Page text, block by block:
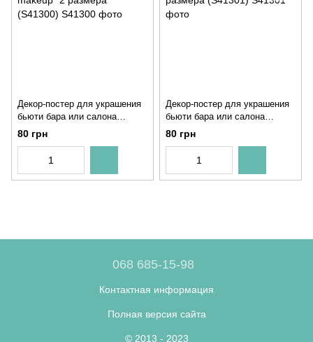
Декор-постер для украшения
бьюти бара или салона
красоты "Fashion makeup" 2
размера (S41300)
80 грн
Декор-постер для украшения
бьюти бара или салона
красоты "Мейкап" 2 размера
(S41301)
80 грн
068 685-15-98
Контактная информация
Полная версия сайта
© 2013 - 2023